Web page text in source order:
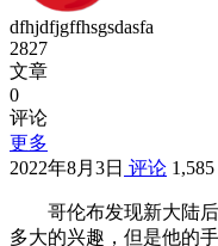
dfhjdfjgffhsgsdasfa
2827
文章
0
评论
更多
2022年8月3日 评论 1,585
哥伦布发现新大陆
多大的兴趣，但是他的